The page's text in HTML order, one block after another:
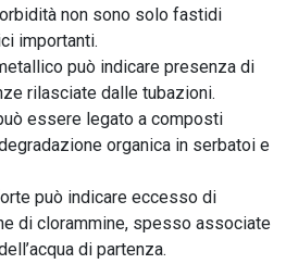
non sono solo fastidi
importanti.
può indicare presenza di
rilasciate dalle tubazioni.
essere legato a composti
organica in serbatoi e
può indicare eccesso di
di clorammine, spesso associate
di partenza.